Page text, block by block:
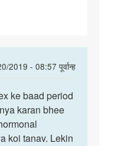
2019 - 08:57 पूर्वान्ह
ke baad period
karan bhee
koi tanav. Lekin